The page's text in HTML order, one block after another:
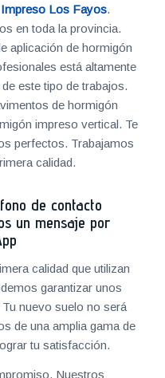
Los Fayos.
en toda la provincia.
aplicación de hormigón
está altamente
este tipo de trabajos.
de hormigón
impreso vertical. Te
perfectos. Trabajamos
calidad.
de contacto
un mensaje por
calidad que utilizan
garantizar unos
nuevo suelo no será
de una amplia gama de
tu satisfacción.
Nuestros